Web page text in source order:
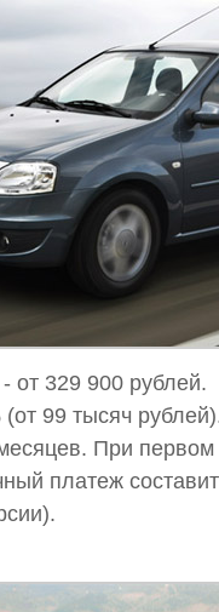
от 329 900 рублей.
99 тысяч
При
платеж